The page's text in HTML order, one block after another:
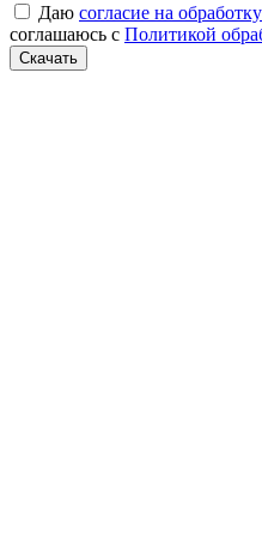
Даю согласие на
соглашаюсь с Политикой
Скачать